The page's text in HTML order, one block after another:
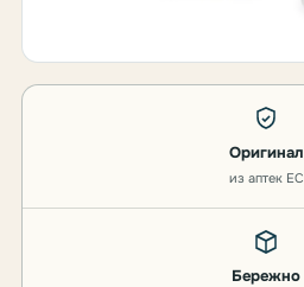
Оригинал
из аптек ЕС
Бережно